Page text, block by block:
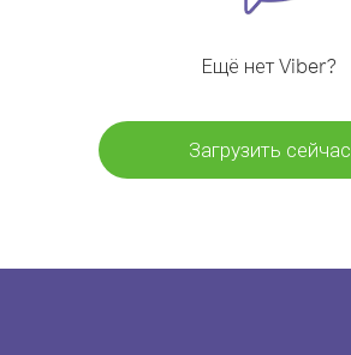
Ещё нет Viber?
Загрузить сейчас